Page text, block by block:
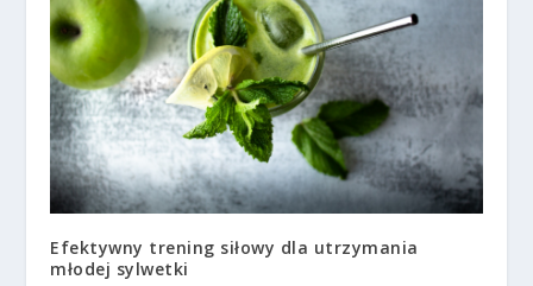
Efektywny trening siłowy dla utrzymania
młodej sylwetki